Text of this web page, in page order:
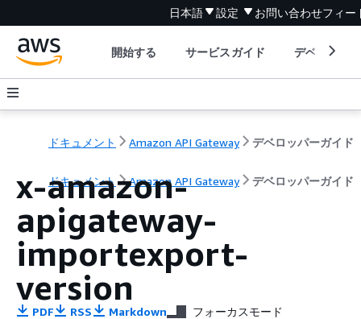
日本語 設定 お問い合わせフィー
開始する サービスガイド デベロッパ
ドキュメント Amazon API Gateway デベロッパーガイド
ドキュメント Amazon API Gateway デベロッパーガイド
x-amazon-
apigateway-
importexport-
version
PDF RSS Markdown フォーカスモード